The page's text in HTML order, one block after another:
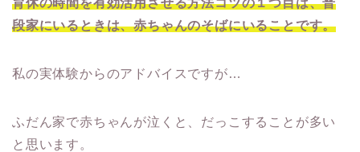
育休の時間を有効活用させる方法コツの１つ目は、普
段家にいるときは、赤ちゃんのそばにいることです。
私の実体験からのアドバイスですが…
ふだん家で赤ちゃんが泣くと、だっこすることが多い
と思います。